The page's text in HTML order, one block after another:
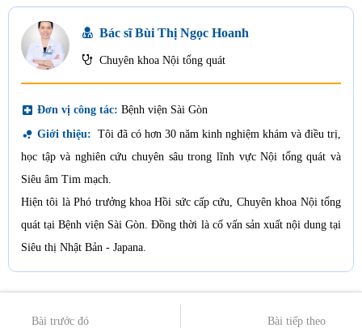
Bác sĩ Bùi Thị Ngọc Hoanh
Chuyên khoa Nội tổng quát
local_hospital Đơn vị công tác: Bệnh viện Sài Gòn
bubble_chart Giới thiệu: Tôi đã có hơn 30 năm kinh nghiệm khám và điều trị,
học tập và nghiên cứu chuyên sâu trong lĩnh vực Nội tổng quát và
Siêu âm Tim mạch.
Hiện tôi là Phó trưởng khoa Hồi sức cấp cứu, Chuyên khoa Nội tổng
quát tại Bệnh viện Sài Gòn. Đồng thời là cố vấn sản xuất nội dung tại
Siêu thị Nhật Bản - Japana.
Bài trước đó
Bài tiếp theo